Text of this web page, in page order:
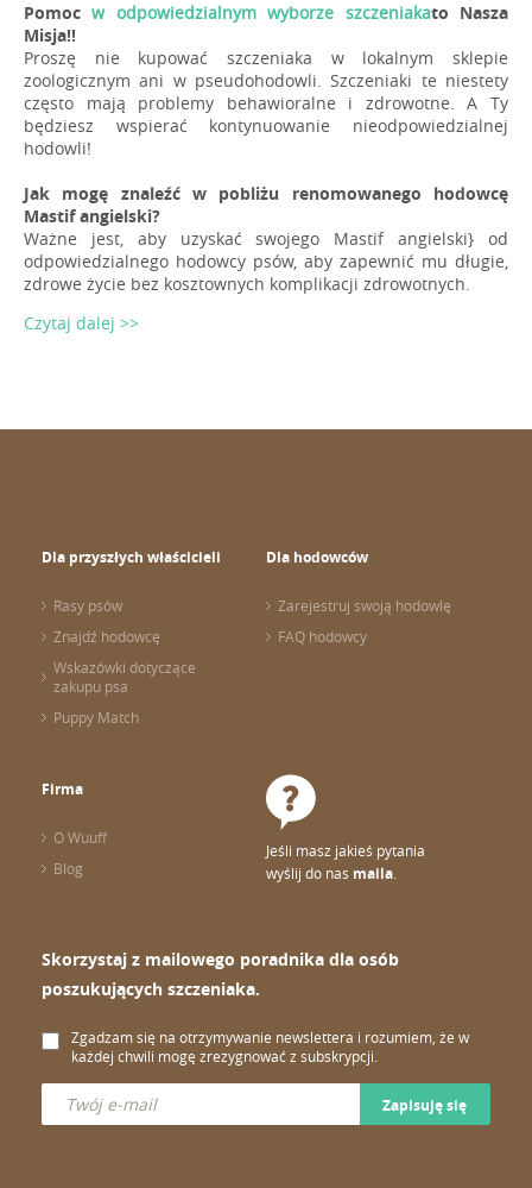
Pomoc w odpowiedzialnym wyborze szczeniakato Nasza
Misja!!
Proszę nie kupować szczeniaka w lokalnym sklepie
zoologicznym ani w pseudohodowli. Szczeniaki te niestety
często mają problemy behawioralne i zdrowotne. A Ty
będziesz wspierać kontynuowanie nieodpowiedzialnej
hodowli!
Jak mogę znaleźć w pobliżu renomowanego hodowcę
Mastif angielski?
Ważne jest, aby uzyskać swojego Mastif angielski} od
odpowiedzialnego hodowcy psów, aby zapewnić mu długie,
zdrowe życie bez kosztownych komplikacji zdrowotnych.
Czytaj dalej >>
Dla przyszłych właścicieli
Rasy psów
Znajdź hodowcę
Wskazówki dotyczące
zakupu psa
Puppy Match
Dla hodowców
Zarejestruj swoją hodowlę
FAQ hodowcy
Firma
O Wuuff
Blog
Jeśli masz jakieś pytania
wyślij do nas maila.
Skorzystaj z mailowego poradnika dla osób
poszukujących szczeniaka.
Zgadzam się na otrzymywanie newslettera i rozumiem, że w
każdej chwili mogę zrezygnować z subskrypcji.
Zapisuję się